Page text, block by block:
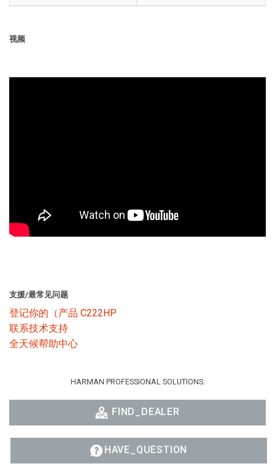
视频
支援/最常见问题
登记你的（产品 C222HP
联系技术支持
全天候帮助中心
HARMAN PROFESSIONAL SOLUTIONS:
FIND_DEALER
HAVE_QUESTION